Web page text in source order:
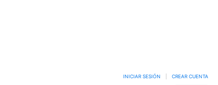
INICIAR SESIÓN CREAR CUENTA